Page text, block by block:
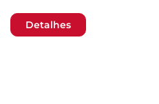
Detalhes